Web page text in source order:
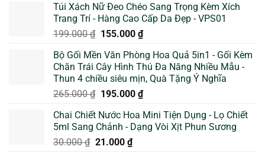
là:
150.000 ₫.
tại
là:
90.000 ₫.
Túi Xách Nữ Đeo Chéo Sang Trọng Kèm Xích
Trang Trí - Hàng Cao Cấp Da Đẹp - VPS01
199.000₫ Giá
là:
199.000 ₫.
155.000 ₫Giá
tại
là:
155.000 ₫.
Bộ Gối Mền Văn Phòng Hoa Quả 5in1 - Gối Kèm
Chăn Trái Cây Hình Thú Đa Năng Nhiều Mẫu -
Thun 4 chiều siêu mịn, Quà Tặng Ý Nghĩa
265.000₫ Giá
là:
265.000 ₫.
195.000 ₫Giá
tại
là:
Chai Chiết Nước Hoa Mini Tiện Dụng - Lọ Chiết
5ml Sang Chảnh - Dạng Vòi Xịt Phun Sương
30.000₫ Giá
21.000 ₫Giá